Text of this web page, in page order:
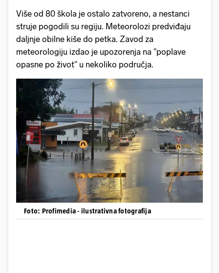
Više od 80 škola je ostalo zatvoreno, a nestanci
struje pogodili su regiju. Meteorolozi predviđaju
daljnje obilne kiše do petka. Zavod za
meteorologiju izdao je upozorenja na "poplave
opasne po život" u nekoliko područja.
Foto: Profimedia - ilustrativna fotografija